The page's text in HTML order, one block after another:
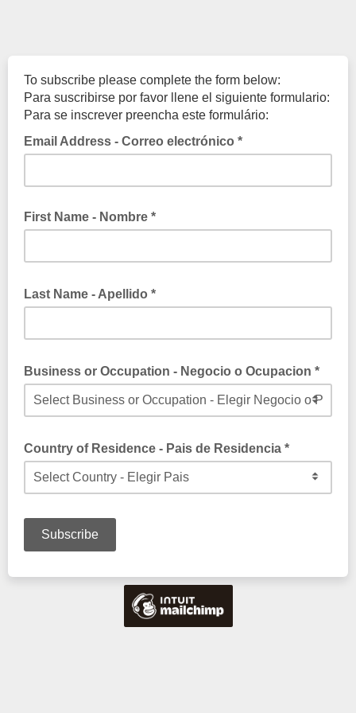
To subscribe please complete the form below:
Para suscribirse por favor llene el siguiente formulario:
Para se inscrever preencha este formulário:
Email Address - Correo electrónico *
First Name - Nombre *
Last Name - Apellido *
Business or Occupation - Negocio o Ocupacion *
Country of Residence - Pais de Residencia *